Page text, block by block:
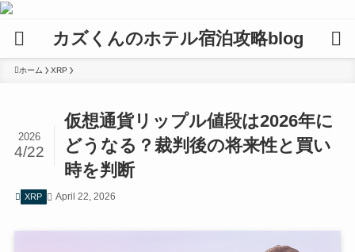
カズくんのホテル宿泊攻略blog
ホーム XRP
仮想通貨リップル値段は2026年に
どうなる？裁判後の将来性と買い
時を判断
2026
4/22
XRP April 22, 2026